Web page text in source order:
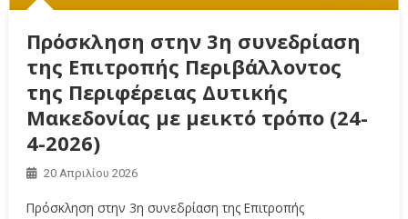
Πρόσκληση στην 3η συνεδρίαση
της Επιτροπής Περιβάλλοντος
της Περιφέρειας Δυτικής
Μακεδονίας με μεικτό τρόπο (24-
4-2026)
20 Απριλίου 2026
Πρόσκληση στην 3η συνεδρίαση της Επιτροπής